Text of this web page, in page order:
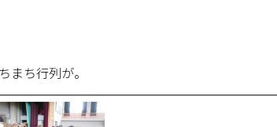
まち行列が。